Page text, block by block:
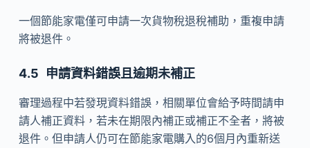
一個節能家電僅可申請一次貨物稅退稅補助，重複申請
將被退件。
申請資料錯誤且逾期未補正
審理過程中若發現資料錯誤，相關單位會給予時間請申
請人補正資料，若未在期限內補正或補正不全者，將被
退件。但申請人仍可在節能家電購入的6個月內重新送